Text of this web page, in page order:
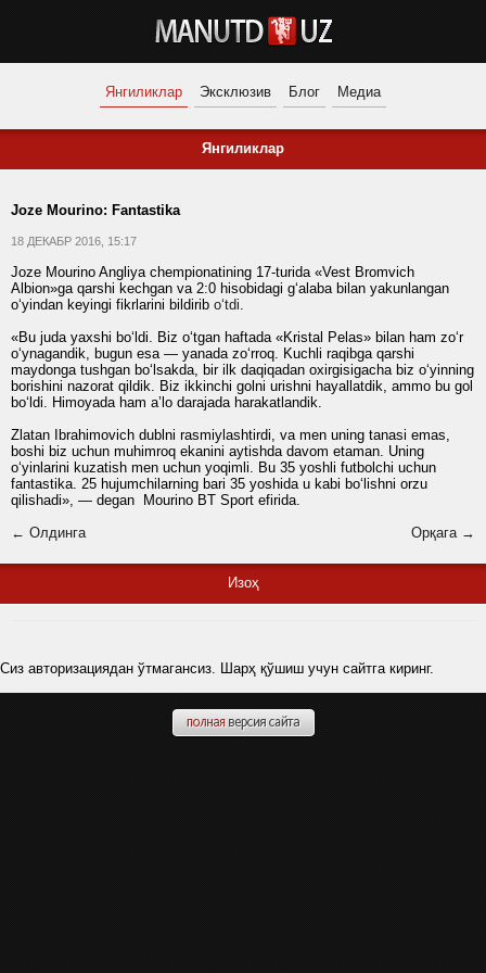
Янгиликлар Эксклюзив Блог Медиа
Янгиликлар
Joze Mourino: Fantastika
18 ДЕКАБР 2016, 15:17
Joze Mourino Angliya chempionatining 17-turida «Vest Bromvich
Albion»ga qarshi kechgan va 2:0 hisobidagi g‘alaba bilan yakunlangan
o‘yindan keyingi fikrlarini bildirib o‘tdi.
«Bu juda yaxshi bo‘ldi. Biz o‘tgan haftada «Kristal Pelas» bilan ham zo‘r
o‘ynagandik, bugun esa — yanada zo‘rroq. Kuchli raqibga qarshi
maydonga tushgan bo‘lsakda, bir ilk daqiqadan oxirgisigacha biz o‘yinning
borishini nazorat qildik. Biz ikkinchi golni urishni hayallatdik, ammo bu gol
bo‘ldi. Himoyada ham a’lo darajada harakatlandik.
Zlatan Ibrahimovich dublni rasmiylashtirdi, va men uning tanasi emas,
boshi biz uchun muhimroq ekanini aytishda davom etaman. Uning
o‘yinlarini kuzatish men uchun yoqimli. Bu 35 yoshli futbolchi uchun
fantastika. 25 hujumchilarning bari 35 yoshida u kabi bo‘lishni orzu
qilishadi», — degan Mourino BT Sport efirida.
← Олдинга
Орқага →
Изоҳ
Сиз авторизациядан ўтмагансиз. Шарҳ қўшиш учун сайтга киринг.